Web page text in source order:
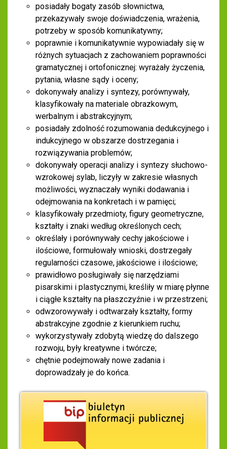
posiadały bogaty zasób słownictwa,
przekazywały swoje doświadczenia, wrażenia,
potrzeby w sposób komunikatywny;
poprawnie i komunikatywnie wypowiadały się w
różnych sytuacjach z zachowaniem poprawności
gramatycznej i ortofonicznej: wyrażały życzenia,
pytania, własne sądy i oceny;
dokonywały analizy i syntezy, porównywały,
klasyfikowały na materiale obrazkowym,
werbalnym i abstrakcyjnym;
posiadały zdolność rozumowania dedukcyjnego i
indukcyjnego w obszarze dostrzegania i
rozwiązywania problemów;
dokonywały operacji analizy i syntezy słuchowo-
wzrokowej sylab, liczyły w zakresie własnych
możliwości, wyznaczały wyniki dodawania i
odejmowania na konkretach i w pamięci;
klasyfikowały przedmioty, figury geometryczne,
kształty i znaki według określonych cech;
określały i porównywały cechy jakościowe i
ilościowe, formułowały wnioski, dostrzegały
regularności czasowe, jakościowe i ilościowe;
prawidłowo posługiwały się narzędziami
pisarskimi i plastycznymi, kreśliły w miarę płynne
i ciągłe kształty na płaszczyźnie i w przestrzeni;
odwzorowywały i odtwarzały kształty, formy
abstrakcyjne zgodnie z kierunkiem ruchu;
wykorzystywały zdobytą wiedzę do dalszego
rozwoju, były kreatywne i twórcze;
chętnie podejmowały nowe zadania i
doprowadzały je do końca.